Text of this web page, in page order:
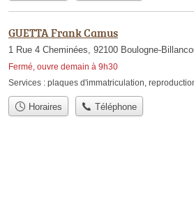
GUETTA Frank Camus
1 Rue 4 Cheminées, 92100 Boulogne-
Fermé, ouvre demain à 9h30
Services : plaques d'immatriculation,
Horaires Téléphone